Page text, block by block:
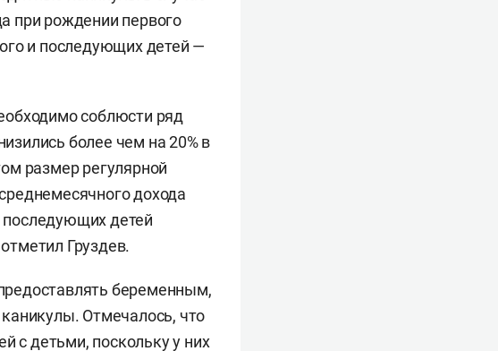
при рождении первого
и последующих детей —
соблюсти ряд
более чем на 20% в
размер регулярной
дохода
детей
Груздев.
беременным,
Отмечалось, что
с детьми, поскольку у них